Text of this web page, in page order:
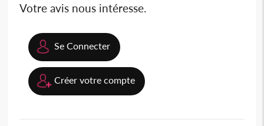
Votre avis nous intéresse.
Se Connecter
Créer votre compte